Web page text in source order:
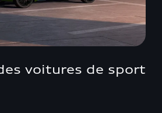
voitures de sport